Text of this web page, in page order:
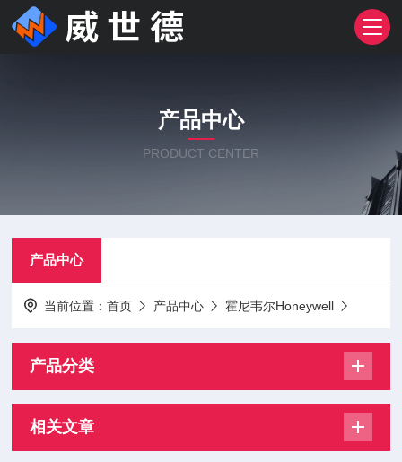
产品中心
PRODUCT CENTER
产品中心
当前位置：首页 产品中心 霍尼韦尔Honeywell
产品分类
相关文章